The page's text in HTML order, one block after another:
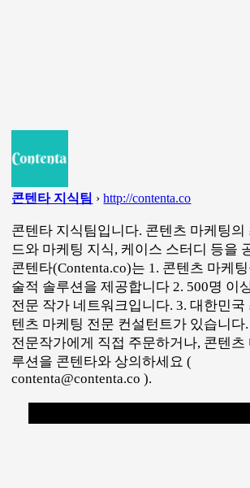
콘텐타 지식팀 ›http://contenta.co
콘텐타 지식팀입니다. 콘텐츠 마케팅의
드와 마케팅 지식, 케이스 스터디 등을
콘텐타(Contenta.co)는 1. 콘텐츠 마케팅
술적 솔루션을 제공합니다 2. 500명 이
전문 작가 네트워크입니다. 3. 대한민국
텐츠 마케팅 전문 컨설턴트가 있습니다
전문작가에게 직접 주문하거나, 콘텐츠
루션을 콘텐타와 상의하세요 (
contenta@contenta.co ).